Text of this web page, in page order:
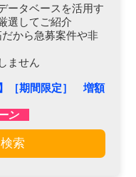
ータベースを活用す
選してご紹介
から急募案件や非
ません
［期間限定］ 増額
ン
索